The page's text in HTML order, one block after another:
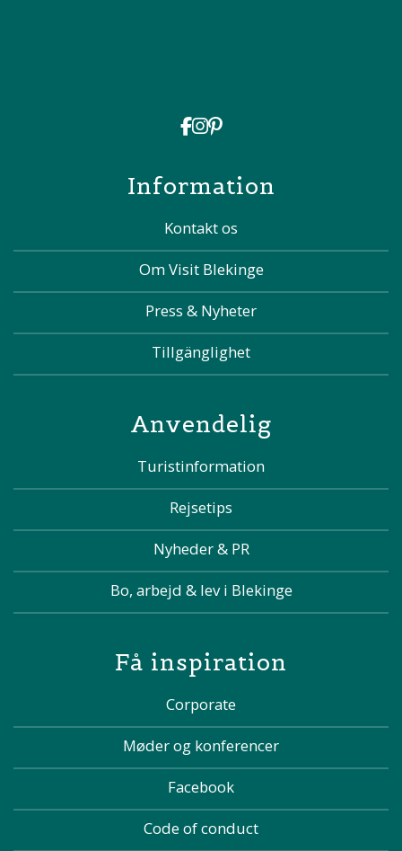
Information
Kontakt os
Om Visit Blekinge
Press & Nyheter
Tillgänglighet
Anvendelig
Turistinformation
Rejsetips
Nyheder & PR
Bo, arbejd & lev i Blekinge
Få inspiration
Corporate
Møder og konferencer
Facebook
Code of conduct